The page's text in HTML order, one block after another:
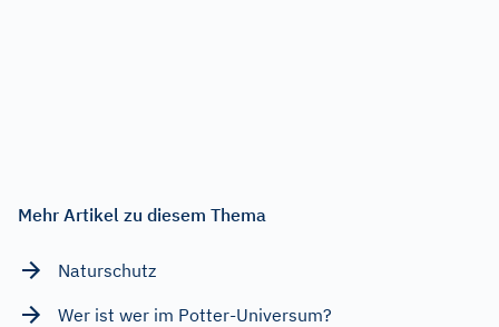
Mehr Artikel zu diesem Thema
Naturschutz
Wer ist wer im Potter-Universum?